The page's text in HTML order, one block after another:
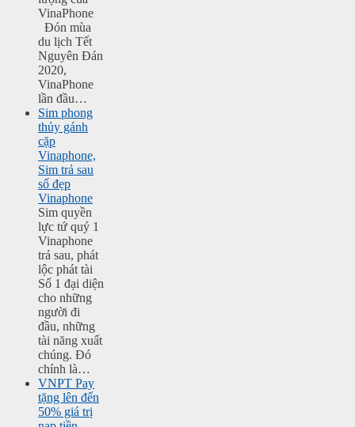
VinaPhone
Đón mùa
du lịch Tết
Nguyên Đán
2020,
VinaPhone
lần đầu…
Sim phong
thủy gánh
cặp
Vinaphone,
Sim trả sau
số đẹp
Vinaphone
Sim quyền
lực tứ quý 1
Vinaphone
trả sau, phát
lộc phát tài
Số 1 đại diện
cho những
người đi
đầu, những
tài năng xuất
chúng. Đó
chính là…
VNPT Pay
tặng lên đến
50% giá trị